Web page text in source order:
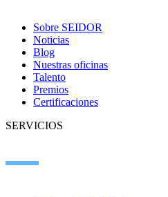
Sobre SEIDOR
Noticias
Blog
Nuestras oficinas
Talento
Premios
Certificaciones
SERVICIOS